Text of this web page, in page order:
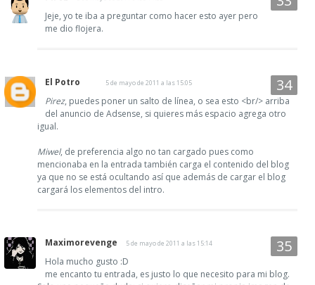
Jeje, yo te iba a preguntar como hacer esto ayer pero
me dio flojera.
El Potro 5 de mayo de 2011 a las 15:05
Pirez, puedes poner un salto de línea, o sea esto <br/> arriba
del anuncio de Adsense, si quieres más espacio agrega otro
igual.
Miwel, de preferencia algo no tan cargado pues como
mencionaba en la entrada también carga el contenido del blog
ya que no se está ocultando así que además de cargar el blog
cargará los elementos del intro.
Maximorevenge 5 de mayo de 2011 a las 15:14
Hola mucho gusto :D
me encanto tu entrada, es justo lo que necesito para mi blog.